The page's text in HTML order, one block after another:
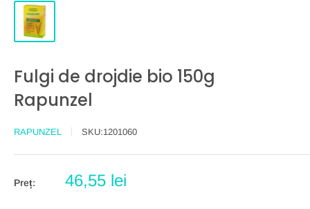
Fulgi de drojdie bio 150g
Rapunzel
RAPUNZEL SKU:1201060
Preț:
Preț
46,55 lei